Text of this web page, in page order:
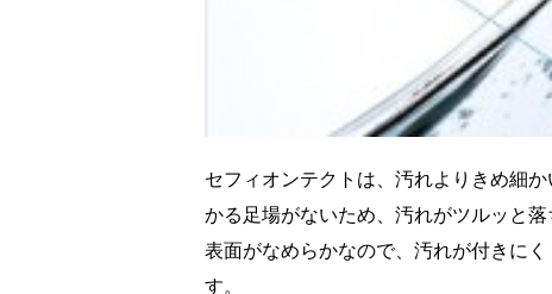
セフィオンテクトは、汚れよりきめ細
かる足場がないため、汚れがツルッと落
表面がなめらかなので、汚れが付きに
す。